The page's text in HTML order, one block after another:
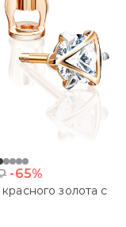
-65%
золота с